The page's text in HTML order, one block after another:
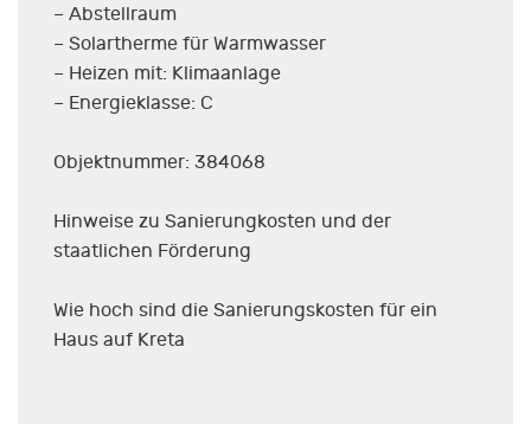
– Abstellraum
– Solartherme für Warmwasser
– Heizen mit: Klimaanlage
– Energieklasse: C
Objektnummer: 384068
Hinweise zu Sanierungkosten und der
staatlichen Förderung
Wie hoch sind die Sanierungskosten für ein
Haus auf Kreta